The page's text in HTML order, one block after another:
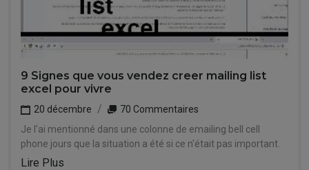
9 Signes que vous vendez creer mailing list
excel pour vivre
20 décembre
70 Commentaires
Je l'ai mentionné dans une colonne de emailing bell cell
phone jours que la situation a été si ce n'était pas important.
Lire Plus